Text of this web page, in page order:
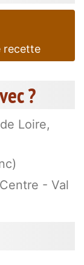
recette
?
Loire,
- Val